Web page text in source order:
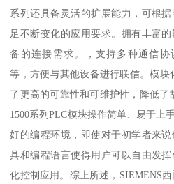
系列还具备灵活的扩展能力，可根
足不断变化的应用要求。拥有丰富
备的连接需求。，支持多种通信协
等，方便与其他设备进行联信。模块
了更高的可靠性和可维护性，降低了
1500系列PLC模块操作简单、易于上
好的编程环境，即使对于初学者来
具和编程语言使得用户可以自由发
化控制应用。综上所述，SIEMENS